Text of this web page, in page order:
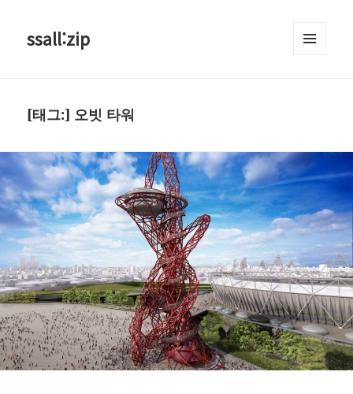
ssall:zip
[태그:] 오빗 타워